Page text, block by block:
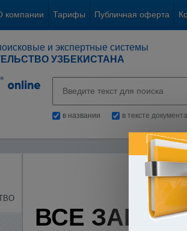
компании Тарифы Публичная оферта
и экспертные системы
УЗБЕКИСТАНА
в названии в тексте документа
ВСЕ